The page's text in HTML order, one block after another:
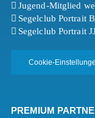
Jugend-Mitglied
Segelclub Portrait
Segelclub Portrait
Cookie-
PREMIUM